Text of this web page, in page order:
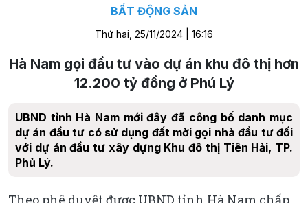
BẤT ĐỘNG SẢN
Thứ hai, 25/11/2024 | 16:16
Hà Nam gọi đầu tư vào dự án khu đô thị hơn
12.200 tỷ đồng ở Phú Lý
UBND tỉnh Hà Nam mới đây đã công bố danh mục
dự án đầu tư có sử dụng đất mời gọi nhà đầu tư đối
với dự án đầu tư xây dựng Khu đô thị Tiên Hải, TP.
Phủ Lý.
Theo phê duyệt được UBND tỉnh Hà Nam chấp